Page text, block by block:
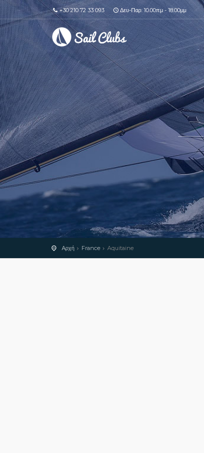
+30 210 72 33 093 Δευ-Παρ: 10.00πμ - 18.00μμ
Αρχή France Aquitaine